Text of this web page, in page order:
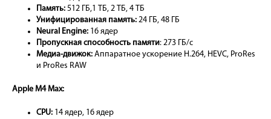
Память: 512 ГБ,1 ТБ, 2 ТБ, 4 ТБ
Унифицированная память: 24 ГБ, 48 ГБ
Neural Engine: 16 ядер
Пропускная способность памяти: 273 ГБ/с
Mедиа-движок: Аппаратное ускорение H.264, HEVC, ProRes
и ProRes RAW
Apple M4 Max:
CPU: 14 ядер, 16 ядер